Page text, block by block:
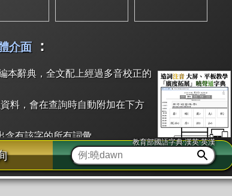
介面 ：
本辭典，全文配上經過多音校正的
料，會在查詢時自動附加在下方
有該字的所有詞彙。
同部首字」。也支援查詢「同注音」或「同筆畫」。
斷詞，點擊便可瞬間「連續查詢」此字詞的解釋，不
教育部國語字典·漢英·英漢